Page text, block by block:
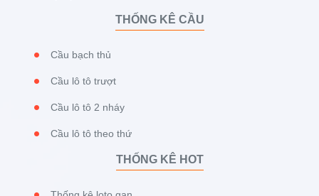
THỐNG KÊ CẦU
Cầu bạch thủ
Cầu lô tô trượt
Cầu lô tô 2 nháy
Cầu lô tô theo thứ
THỐNG KÊ HOT